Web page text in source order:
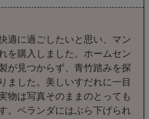
適に過ごしたいと思い、マン
を購入しました。ホームセン
が見つからず、青竹踏みを探
ました。美しいすだれに一目
物は写真そのままのとっても
。ベランダにはぶら下げられ